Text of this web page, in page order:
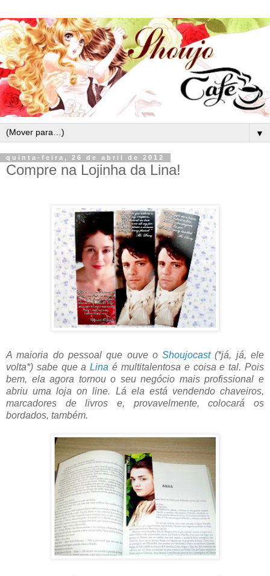
▼
quinta-feira, 26 de abril de 2012
Compre na Lojinha da Lina!
A maioria do pessoal que ouve oShoujocast(*já, já, ele
volta*) sabe que aLina é multitalentosa e coisa e tal. Pois
bem, ela agora tornou o seu negócio mais profissional e
abriu uma loja on line. Lá ela está vendendo chaveiros,
marcadores de livros e, provavelmente, colocará os
bordados, também.